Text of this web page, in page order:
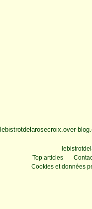
lebistrotdelarosecroix.over-
Top articles
Cookies et données